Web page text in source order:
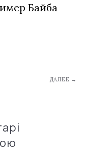
Байба
ДАЛЕЕ →